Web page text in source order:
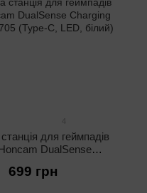
4
для геймпадів
DualSense
LED, білий)
699 грн